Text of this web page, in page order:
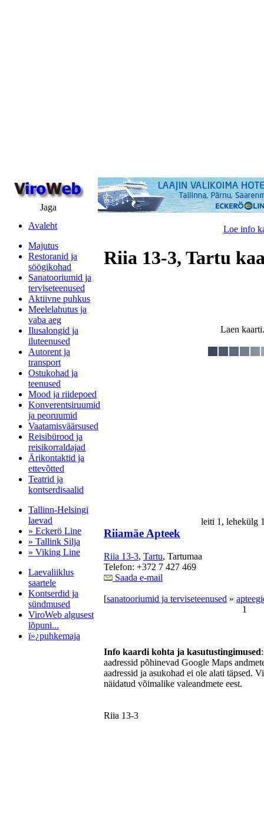
Jaga
Avaleht
Majutus
Restoranid ja
söögikohad
Sanatooriumid ja
terviseteenused
Aktiivne puhkus
Meelelahutus ja
vaba aeg
Ilusalongid ja
iluteenused
Autorent ja
transport
Ostukohad ja
teenused
Mood ja riidepoed
Konverentsiruumid
ja peoruumid
Vaatamisväärsused
Reisibürood ja
reisikorraldajad
Ärikontaktid ja
ettevõtted
Teatrid ja
kontserdisaalid
Tallinn-Helsingi
laevad
» Eckerö Line
» Tallink Silja
» Viking Line
Laevaliiklus
saartele
Kontserdid ja
sündmused
ViroWeb algusest
lõpuni...
ï»¿puhkemaja
Loe info
Riia 13-3, Tartu
Laen
leiti 1,
Riiamäe Apteek
Riia 13-3, Tartu, Tartumaa
Telefon: +372 7 427 469
Saada e-mail
[sanatooriumid ja terviseteenused »
1
Info kaardi kohta ja kasutustingimused
aadressid põhinevad Google Maps
aadressid ja asukohad ei ole alati täpsed.
näidatud võimalike valeandmete eest.
Riia 13-3